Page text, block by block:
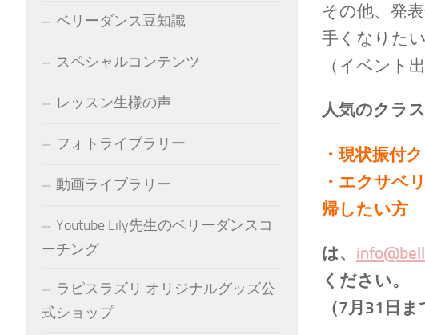
その他、発
手くなりた
（イベント
人気のクラ
・現状振付
・エクサベ
帰したい方
は、
ください。
（7月31日ま
ベリーダンス豆知識
スペシャルコンテンツ
レッスン生様の声
フォトライブラリー
動画ライブラリー
Youtube Lily先生のベリーダンスコ
ーチング
ラピスラズリ オリジナルグッズ公
式ショップ